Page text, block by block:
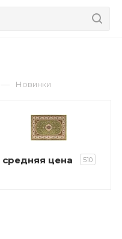
— Новинки
средняя цена 510